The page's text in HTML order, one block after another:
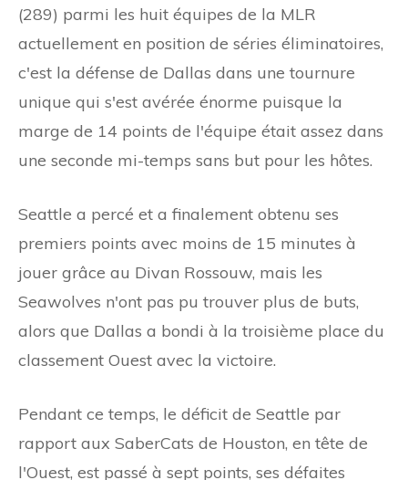
(289) parmi les huit équipes de la MLR
actuellement en position de séries éliminatoires,
c'est la défense de Dallas dans une tournure
unique qui s'est avérée énorme puisque la
marge de 14 points de l'équipe était assez dans
une seconde mi-temps sans but pour les hôtes.
Seattle a percé et a finalement obtenu ses
premiers points avec moins de 15 minutes à
jouer grâce au Divan Rossouw, mais les
Seawolves n'ont pas pu trouver plus de buts,
alors que Dallas a bondi à la troisième place du
classement Ouest avec la victoire.
Pendant ce temps, le déficit de Seattle par
rapport aux SaberCats de Houston, en tête de
l'Ouest, est passé à sept points, ses défaites